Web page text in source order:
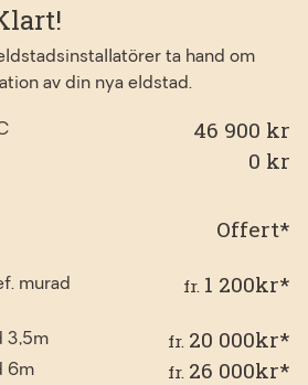
ta hand om
av din nya eldstad.
46 900 kr
0 kr
Offert*
murad
fr. 1 200kr*
3,5m fr. 20 000kr*
6m fr. 26 000kr*